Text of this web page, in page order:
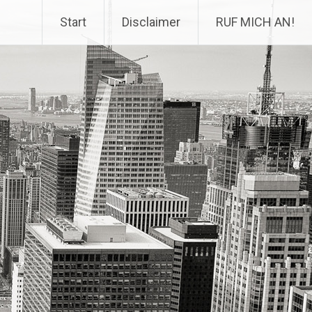
Start Disclaimer RUF MICH AN!